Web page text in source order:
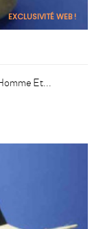
EXCLUSIVITÉ WEB !
Et...